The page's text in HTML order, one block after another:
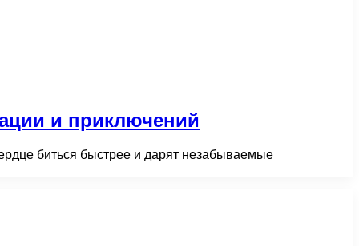
и приключений
биться быстрее и дарят незабываемые